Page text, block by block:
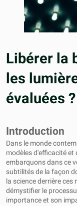
Libérer la
les
évaluées ?
Introduction
Dans le monde
modèles d'efficacité
embarquons dans ce
subtilités de la façon
la science derrière ces
démystifier le
importance et son